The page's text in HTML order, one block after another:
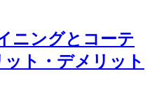
ニングとコーテ
ト・デメリット